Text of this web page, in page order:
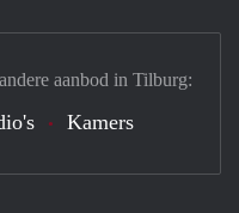
aanbod in Tilburg:
Kamers